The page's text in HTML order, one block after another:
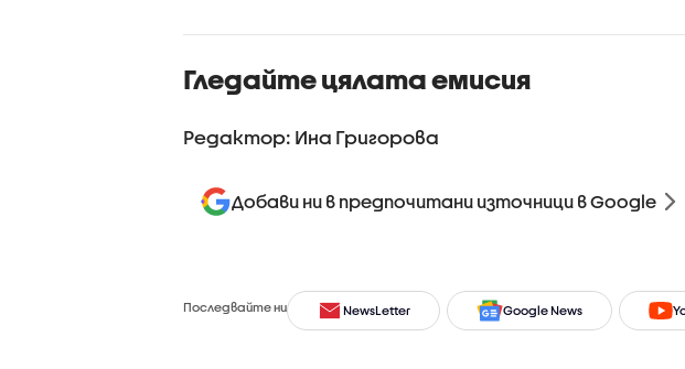
Гледайте цялата емисия
Редактор: Ина Григорова
Добави ни в предпочитани източници в Google
Последвайте ни NewsLetter Google News